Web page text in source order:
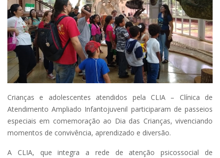
Crianças e adolescentes atendidos pela CLIA – Clínica de
Atendimento Ampliado Infantojuvenil participaram de passeios
especiais em comemoração ao Dia das Crianças, vivenciando
momentos de convivência, aprendizado e diversão.
A CLIA, que integra a rede de atenção psicossocial de